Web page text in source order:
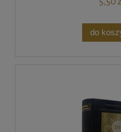
do